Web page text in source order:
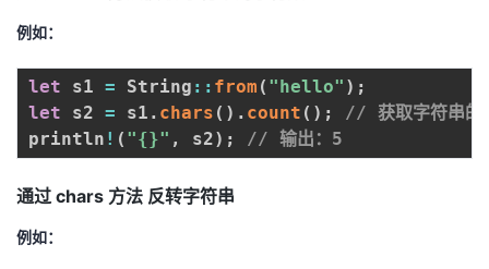
例如：
let s1 = String : : from ( "hello" ) ;
let s2 = s1 . chars ( ) . count ( ) ;
// 获取字符串的
println ! ( "{}" , s2) ; // 输出：5
通过 chars 方法 反转字符串
例如：